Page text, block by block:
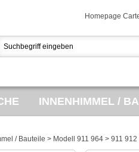
Homepage
INNENHIMMEL /
/ Bauteile > Modell 911 964 > 911 912